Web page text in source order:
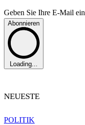
Geben Sie Ihre E-Mail ein
Abonnieren
Loading...
NEUESTE
POLITIK